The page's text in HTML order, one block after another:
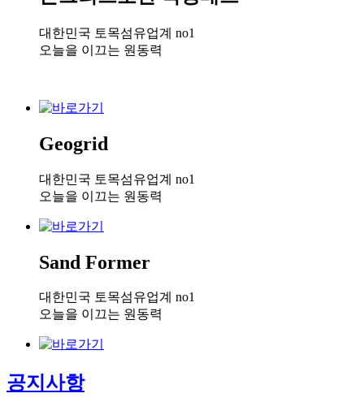
대한민국 토목섬유업계 no1
오늘을 이끄는 원동력
Geogrid
대한민국 토목섬유업계 no1
오늘을 이끄는 원동력
Sand Former
대한민국 토목섬유업계 no1
오늘을 이끄는 원동력
공지사항